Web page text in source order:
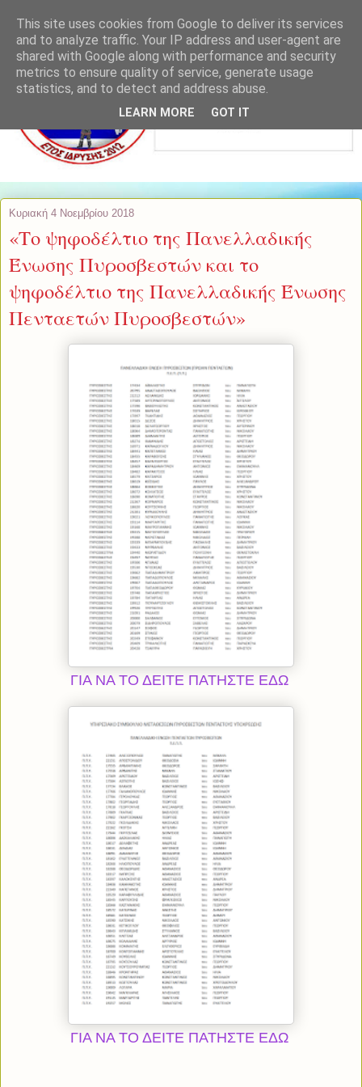
Κυριακή 4 Νοεμβρίου 2018
«Το ψηφοδέλτιο της Πανελλαδικής
Ένωσης Πυροσβεστών και το
ψηφοδέλτιο της Πανελλαδικής Ένωσης
Πενταετών Πυροσβεστών»
ΓΙΑ ΝΑ ΤΟ ΔΕΙΤΕ ΠΑΤΗΣΤΕ ΕΔΩ
ΓΙΑ ΝΑ ΤΟ ΔΕΙΤΕ ΠΑΤΗΣΤΕ ΕΔΩ
This site uses cookies from Google to deliver its services
and to analyze traffic. Your IP address and user-agent are
shared with Google along with performance and security
metrics to ensure quality of service, generate usage
statistics, and to detect and address abuse.
LEARN MORE GOT IT